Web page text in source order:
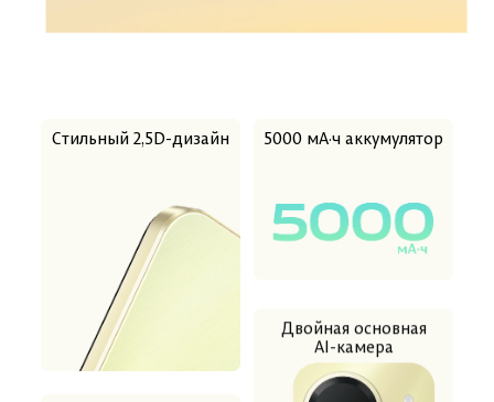
Стильный 2,5D-дизайн 5000 мА·ч аккумулятор
Двойная основная
AI-камера